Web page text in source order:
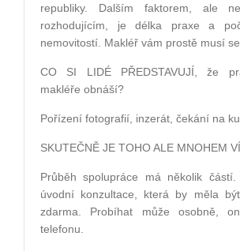
republiky. Dalším faktorem, ale
rozhodujícím, je délka praxe a
nemovitostí. Makléř vám prostě musí
CO SI LIDÉ PŘEDSTAVUJÍ, že
makléře obnáší?
Pořízení fotografií , inzerát, čekání na
SKUTEČNĚ JE TOHO ALE MNOHEM V
Průběh spolupráce má několik
úvodní konzultace, která by měla
zdarma. Probíhat může osobně,
telefonu.